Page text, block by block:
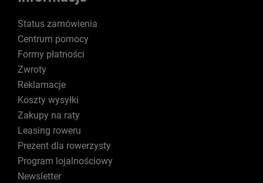
Status zamówienia
Centrum pomocy
Formy płatności
Zwroty
Reklamacje
Koszty wysyłki
Zakupy na raty
Leasing roweru
Prezent dla rowerzysty
Program lojalnościowy
Newsletter